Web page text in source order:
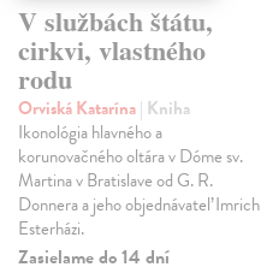
V službách štátu,
cirkvi, vlastného
rodu
Orviská Katarína| Kniha
Ikonológia hlavného a
korunovačného oltára v Dóme sv.
Martina v Bratislave od G. R.
Donnera a jeho objednávateľ Imrich
Esterházi.
Zasielame do 14 dní